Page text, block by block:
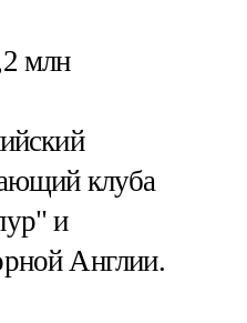
млн
клуба
и
Англии.